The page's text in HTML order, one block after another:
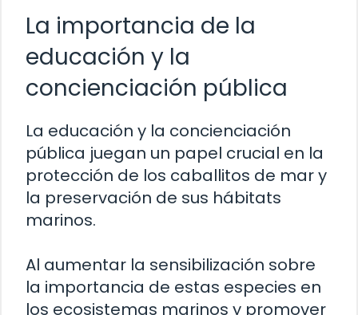
La importancia de la
educación y la
concienciación pública
La educación y la concienciación
pública juegan un papel crucial en la
protección de los caballitos de mar y
la preservación de sus hábitats
marinos.
Al aumentar la sensibilización sobre
la importancia de estas especies en
los ecosistemas marinos y promover